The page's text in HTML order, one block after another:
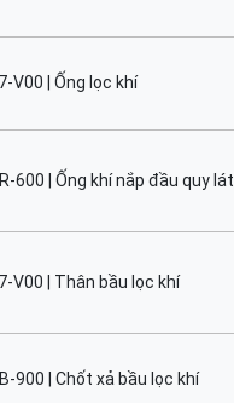
V00 | Ống lọc khí
600 | Ống khí nắp đầu quy lát
V00 | Thân bầu lọc khí
900 | Chốt xả bầu lọc khí